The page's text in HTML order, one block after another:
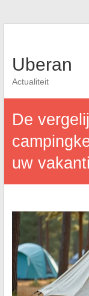
Uberan
Actualiteit
De
uw